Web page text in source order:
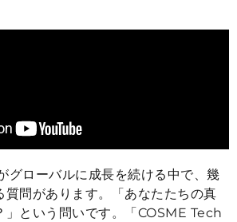
ローバルに成長を続ける中で、幾
質問があります。「あなたたちの真
という問いです。「 COSME Tech